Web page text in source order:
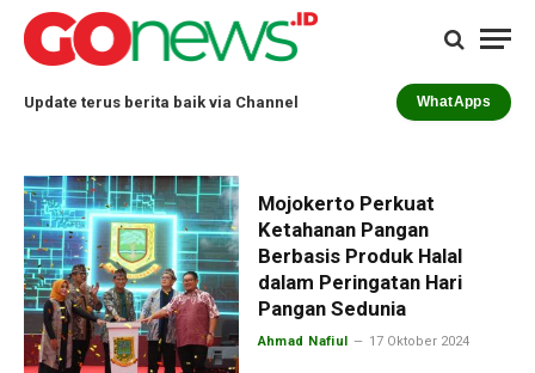
Update terus berita baik via Channel WhatApps
Mojokerto Perkuat
Ketahanan Pangan
Berbasis Produk Halal
dalam Peringatan Hari
Pangan Sedunia
Ahmad Nafiul 17 Oktober 2024